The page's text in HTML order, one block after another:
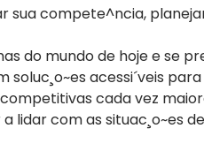
sua compete^ncia,
do mundo de hoje e se
acessi´veis
cada vez
lidar com as situac¸o~es